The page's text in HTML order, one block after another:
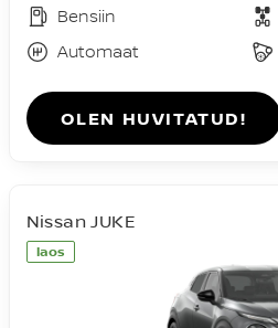
Bensiin
Automaat
OLEN HUVITATUD!
laos
Nissan JUKE